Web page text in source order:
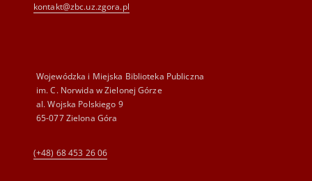
kontakt@zbc.uz.zgora.pl
Wojewódzka i Miejska Biblioteka Publiczna
im. C. Norwida w Zielonej Górze
al. Wojska Polskiego 9
65-077 Zielona Góra
(+48) 68 453 26 06